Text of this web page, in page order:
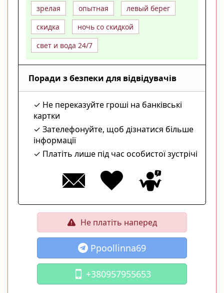
зрелая
опытная
левый берег
скидка
ночь со скидкой
свет и вода 24/7
Поради з безпеки для відвідувачів
Не переказуйте гроші на банківські
картки
Зателефонуйте, щоб дізнатися більше
інформації
Платіть лише під час особистої зустрічі
Не платіть наперед
Ppoollinna69
+380957955653